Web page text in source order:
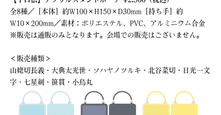
全8種／［本体］約W100×H150×D30mm［持ち手］約
W10×200mm／素材：ポリエステル、PVC、アルミニウム合金
※販売は通販のみとなります。会場での販売はございません。
＜販売種類＞
山姥切長義・大典太光世・ソハヤノツルキ・北谷菜切・日光一文
字・七星剣・笹貫・小烏丸